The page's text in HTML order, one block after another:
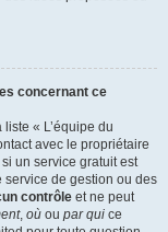
concernant ce
« L’équipe du
avec le propriétaire
un service gratuit est
service de gestion ou des
contrôle et ne peut
, où ou par qui ce